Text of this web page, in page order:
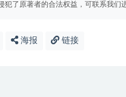
犯了原著者的合法权益，可联系我们
海报 链接